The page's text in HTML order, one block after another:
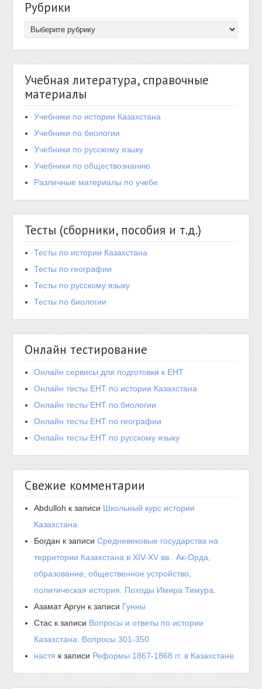
Рубрики
Учебная литература, справочные
материалы
Учебники по истории Казахстана
Учебники по биологии
Учебники по русскому языку
Учебники по обществознанию
Различные материалы по учебе
Тесты (сборники, пособия и т.д.)
Тесты по истории Казахстана
Тесты по географии
Тесты по русскому языку
Тесты по биологии
Онлайн тестирование
Онлайн сервисы для подготовки к ЕНТ
Онлайн тесты ЕНТ по истории Казахстана
Онлайн тесты ЕНТ по биологии
Онлайн тесты ЕНТ по географии
Онлайн тесты ЕНТ по русскому языку
Свежие комментарии
Abdulloh к записи Школьный курс истории
Казахстана
Богдан к записиСредневековые государства на
территории Казахстана в XIV-XV вв.. Ак-Орда,
образование, общественное устройство,
политическая история. Походы Имира Тимура.
Азамат Аргун к записи Гунны
Стас к записи Вопросы и ответы по истории
Казахстана. Вопросы 301-350
настя к записи Реформы 1867-1868 гг. в Казахстане